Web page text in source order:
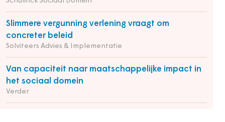
Slimmere vergunning verlening vraagt om
concreter beleid
Solviteers Advies & Implementatie
Van capaciteit naar maatschappelijke impact in
het sociaal domein
Verder